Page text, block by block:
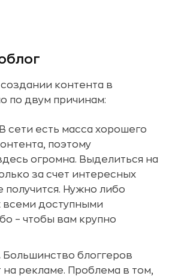
контента в
по двум причинам:
В сети есть масса хорошего
поэтому
огромна. Выделиться на
за счет интересных
получится. Нужно либо
всеми доступными
– чтобы вам крупно
Большинство блоггеров
рекламе. Проблема в том,